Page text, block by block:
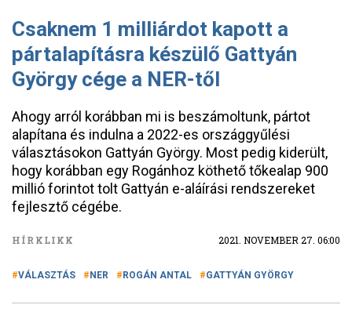
Csaknem 1 milliárdot kapott a
pártalapításra készülő Gattyán
György cége a NER-től
Ahogy arról korábban mi is beszámoltunk, pártot
alapítana és indulna a 2022-es országgyűlési
választásokon Gattyán György. Most pedig kiderült,
hogy korábban egy Rogánhoz köthető tőkealap 900
millió forintot tolt Gattyán e-aláírási rendszereket
fejlesztő cégébe.
HÍRKLIKK 2021. NOVEMBER 27. 06:00
VÁLASZTÁS NER ROGÁN ANTAL GATTYÁN GYÖRGY